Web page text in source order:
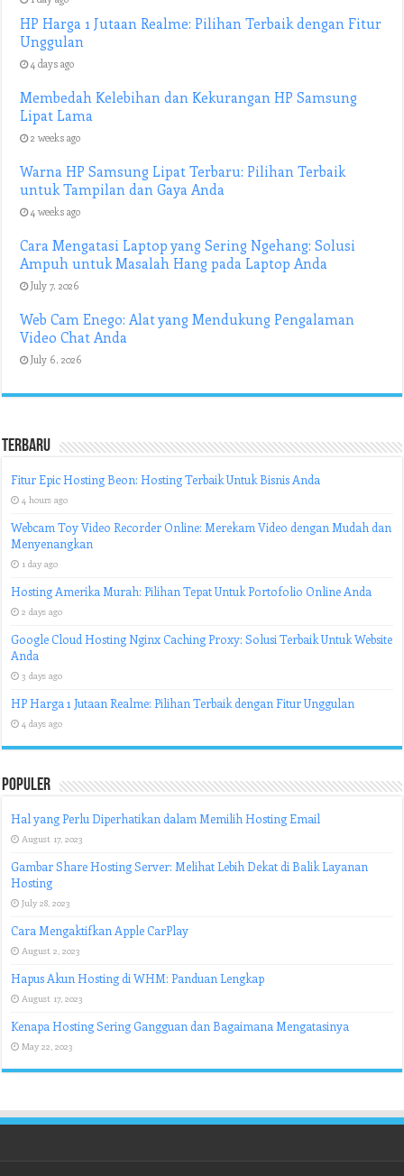
HP Harga 1 Jutaan Realme: Pilihan Terbaik dengan Fitur
Unggulan
4 days ago
Membedah Kelebihan dan Kekurangan HP Samsung
Lipat Lama
2 weeks ago
Warna HP Samsung Lipat Terbaru: Pilihan Terbaik
untuk Tampilan dan Gaya Anda
4 weeks ago
Cara Mengatasi Laptop yang Sering Ngehang: Solusi
Ampuh untuk Masalah Hang pada Laptop Anda
July 7, 2026
Web Cam Enego: Alat yang Mendukung Pengalaman
Video Chat Anda
July 6, 2026
Terbaru
Fitur Epic Hosting Beon: Hosting Terbaik Untuk Bisnis Anda
4 hours ago
Webcam Toy Video Recorder Online: Merekam Video dengan Mudah dan
Menyenangkan
1 day ago
Hosting Amerika Murah: Pilihan Tepat Untuk Portofolio Online Anda
2 days ago
Google Cloud Hosting Nginx Caching Proxy: Solusi Terbaik Untuk Website
Anda
3 days ago
HP Harga 1 Jutaan Realme: Pilihan Terbaik dengan Fitur Unggulan
4 days ago
Populer
Hal yang Perlu Diperhatikan dalam Memilih Hosting Email
August 17, 2023
Gambar Share Hosting Server: Melihat Lebih Dekat di Balik Layanan
Hosting
July 28, 2023
Cara Mengaktifkan Apple CarPlay
August 2, 2023
Hapus Akun Hosting di WHM: Panduan Lengkap
August 17, 2023
Kenapa Hosting Sering Gangguan dan Bagaimana Mengatasinya
May 22, 2023